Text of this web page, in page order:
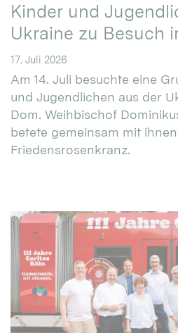
Kinder und
Ukraine zu Besuch
17. Juli 2026
Am 14. Juli besuchte eine
und Jugendlichen aus der
Dom. Weihbischof
betete gemeinsam mit
Friedensrosenkranz.